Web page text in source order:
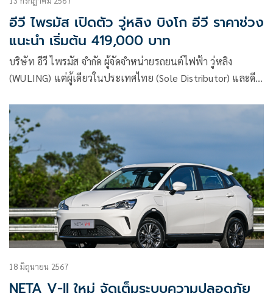
อีวี ไพรมัส เปิดตัว วู่หลิง บิงโก อีวี ราคาช่วง
แนะนำ เริ่มต้น 419,000 บาท
บริษัท อีวี ไพรมัส จำกัด ผู้จัดจำหน่ายรถยนต์ไฟฟ้า วู่หลิง
(WULING) แต่ผู้เดียวในประเทศไทย (Sole Distributor) และดีล
18 มิถุนายน 2567
NETA V-II ใหม่ จัดเต็มระบบความปลอดภัย